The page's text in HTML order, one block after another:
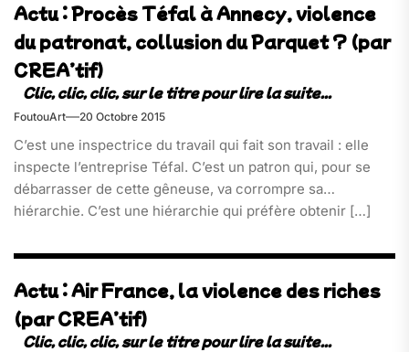
Actu : Procès Téfal à Annecy, violence
du patronat, collusion du Parquet ? (par
CREA’tif)
FoutouArt 20 Octobre 2015
C’est une inspectrice du travail qui fait son travail : elle
inspecte l’entreprise Téfal. C’est un patron qui, pour se
débarrasser de cette gêneuse, va corrompre sa
hiérarchie. C’est une hiérarchie qui préfère obtenir […]
Actu : Air France, la violence des riches
(par CREA’tif)